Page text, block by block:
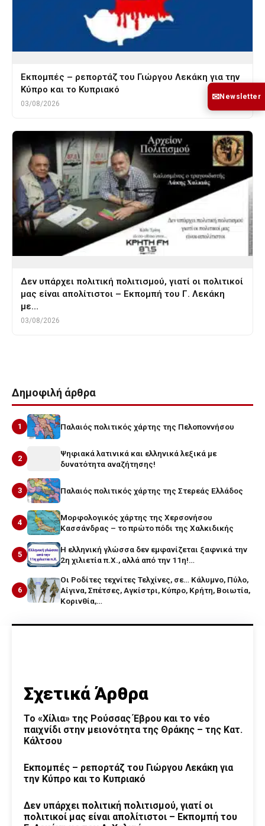
Εκπομπές – ρεπορτάζ του Γιώργου Λεκάκη για την
Κύπρο και το Κυπριακό
03/08/2026
Δεν υπάρχει πολιτική πολιτισμού, γιατί οι πολιτικοί
μας είναι απολίτιστοι – Εκπομπή του Γ. Λεκάκη
με…
03/08/2026
Δημοφιλή άρθρα
1 Παλαιός πολιτικός χάρτης της Πελοποννήσου
2
Ψηφιακά λατινικά και ελληνικά λεξικά με
δυνατότητα αναζήτησης!
3 Παλαιός πολιτικός χάρτης της Στερεάς Ελλάδος
4
Μορφολογικός χάρτης της Χερσονήσου
Κασσάνδρας – το πρώτο πόδι της Χαλκιδικής
5
Η ελληνική γλώσσα δεν εμφανίζεται ξαφνικά την
2η χιλιετία π.Χ., αλλά από την 11η!…
6
Οι Ροδίτες τεχνίτες Τελχίνες, σε… Κάλυμνο, Πύλο,
Αίγινα, Σπέτσες, Αγκίστρι, Κύπρο, Κρήτη, Βοιωτία,
Κορινθία,…
Σχετικά Άρθρα
Το «Χίλια» της Ρούσσας Έβρου και το νέο
παιχνίδι στην μειονότητα της Θράκης – της Κατ.
Κάλτσου
Εκπομπές – ρεπορτάζ του Γιώργου Λεκάκη για
την Κύπρο και το Κυπριακό
Δεν υπάρχει πολιτική πολιτισμού, γιατί οι
πολιτικοί μας είναι απολίτιστοι – Εκπομπή του
✉Newsletter